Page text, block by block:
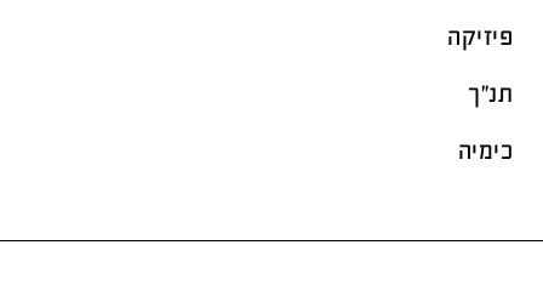
פיזיקה
תנ"ך
כימיה